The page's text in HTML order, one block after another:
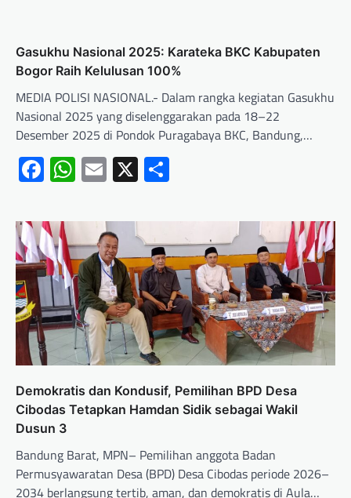
Gasukhu Nasional 2025: Karateka BKC Kabupaten
Bogor Raih Kelulusan 100%
MEDIA POLISI NASIONAL.- Dalam rangka kegiatan Gasukhu
Nasional 2025 yang diselenggarakan pada 18–22
Desember 2025 di Pondok Puragabaya BKC, Bandung,…
Facebook
WhatsApp
Email
X
Demokratis dan Kondusif, Pemilihan BPD Desa
Cibodas Tetapkan Hamdan Sidik sebagai Wakil
Dusun 3
Bandung Barat, MPN– Pemilihan anggota Badan
Permusyawaratan Desa (BPD) Desa Cibodas periode 2026–
2034 berlangsung tertib, aman, dan demokratis di Aula…